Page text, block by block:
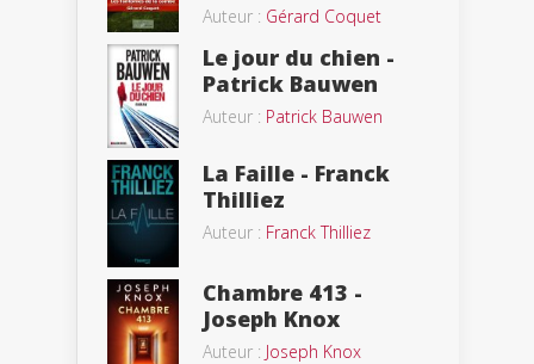
Auteur : Gérard Coquet
Le jour du chien -
Patrick Bauwen
Auteur : Patrick Bauwen
La Faille - Franck
Thilliez
Auteur : Franck Thilliez
Chambre 413 -
Joseph Knox
Auteur : Joseph Knox